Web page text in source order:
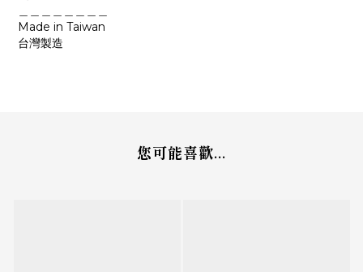
Made in Taiwan
台灣製造
您可能喜歡...